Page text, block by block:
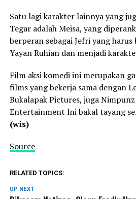
Satu lagi karakter lainnya yang
Tegar adalah Meisa, yang
berperan sebagai Jefri yang
Yayan Ruhian dan menjadi
Film aksi komedi ini merupakan
films yang bekerja sama dengan
Bukalapak Pictures, juga
Entertainment lni bakal tayang
(wis)
Source
RELATED TOPICS:
UP NEXT